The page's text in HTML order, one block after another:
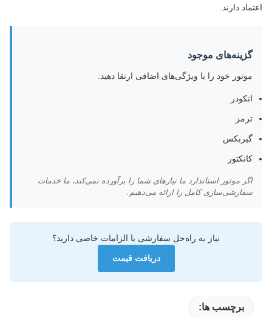
اعتماد دارند.
گزینه‌های موجود
موتور خود را با ویژگی‌های اضافی ارتقا دهید:
انکودر
ترمز
گیربکس
کانکتور
اگر موتور استاندارد ما نیازهای شما را برآورده نمی‌کند، ما خدمات
سفارشی‌سازی کامل را ارائه می‌دهیم.
نیاز به راه‌حل سفارشی یا الزامات خاصی دارید؟
دریافت قیمت
برچسب ها: